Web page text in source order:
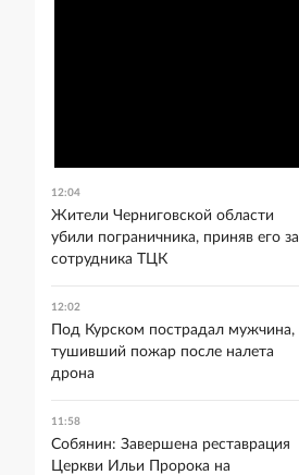
12:04
Жители Черниговской области
убили пограничника, приняв его за
сотрудника ТЦК
12:02
Под Курском пострадал мужчина,
тушивший пожар после налета
дрона
11:58
Собянин: Завершена реставрация
Церкви Ильи Пророка на